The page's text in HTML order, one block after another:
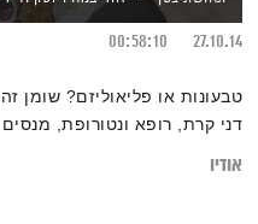
27.10.14
00:58:10
טבעונות או פליאוליזם? שומן
דני קרת, רופא ונטורופת,
אודיו